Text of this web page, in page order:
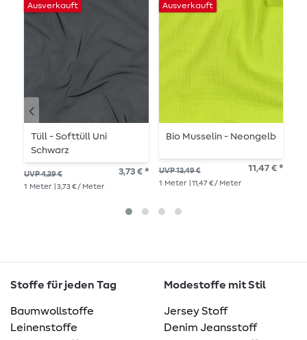
Ausverkauft
Tüll - Softtüll Uni
Schwarz
UVP 4,39 € 3,73 € *
1 Meter | 3,73 € / Meter
Ausverkauft
Bio Musselin - Neongelb
UVP 13,49 € 11,47 € *
1 Meter | 11,47 € / Meter
Stoffe für jeden Tag
Baumwollstoffe
Leinenstoffe
Modestoffe mit Stil
Jersey Stoff
Denim Jeansstoff